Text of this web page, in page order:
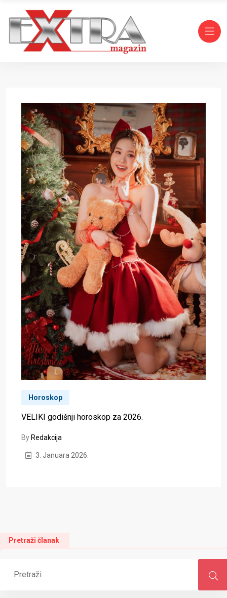
Horoskop
VELIKI godišnji horoskop za 2026.
By Redakcija
3. Januara 2026.
Pretraži članak